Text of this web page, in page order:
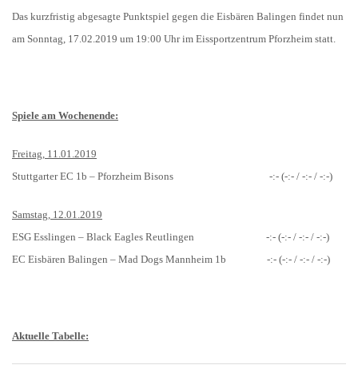
Das kurzfristig abgesagte Punktspiel gegen die Eisbären Balingen findet nun
am Sonntag, 17.02.2019 um 19:00 Uhr im Eissportzentrum Pforzheim statt.
Spiele am Wochenende:
Freitag, 11.01.2019
Stuttgarter EC 1b – Pforzheim Bisons -:- (-:- / -:- / -:-)
Samstag, 12.01.2019
ESG Esslingen – Black Eagles Reutlingen -:- (-:- / -:- / -:-)
EC Eisbären Balingen – Mad Dogs Mannheim 1b -:- (-:- / -:- / -:-)
Aktuelle Tabelle: